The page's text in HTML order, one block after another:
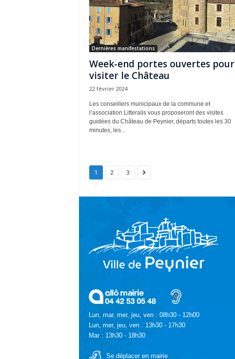
Dernières manifestations
Week-end portes ouvertes pour
visiter le Château
22 février 2024
Les conseillers municipaux de la commune et
l’association Litteralis vous proposeront des visites
guidées du Château de Peynier, départs toutes les 30
minutes, les...
1 2 3
Lun, mar, mer, jeu, ven : 08h30 - 12h00
Lun, mer, jeu, ven : 13h30 - 17h30
Mar : 13h30 - 18h30
Se déplacer en mairie